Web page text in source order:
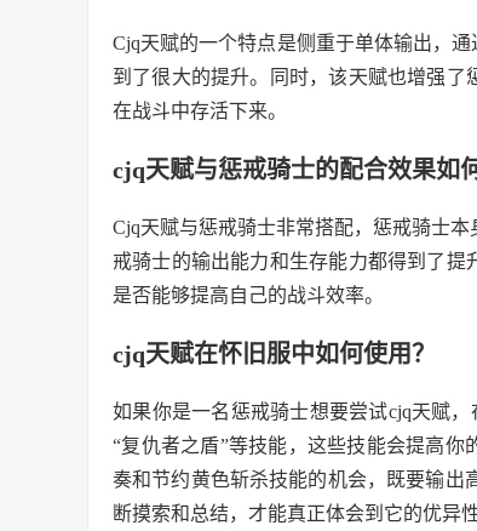
Cjq天赋的一个特点是侧重于单体输出，
到了很大的提升。同时，该天赋也增强
在战斗中存活下来。
cjq天赋与惩戒骑士的配合效果如
Cjq天赋与惩戒骑士非常搭配，惩戒骑士
戒骑士的输出能力和生存能力都得到了
是否能够提高自己的战斗效率。
cjq天赋在怀旧服中如何使用？
如果你是一名惩戒骑士想要尝试cjq天赋，
“复仇者之盾”等技能，这些技能会提高
奏和节约黄色斩杀技能的机会，既要输出
断摸索和总结，才能真正体会到它的优异性